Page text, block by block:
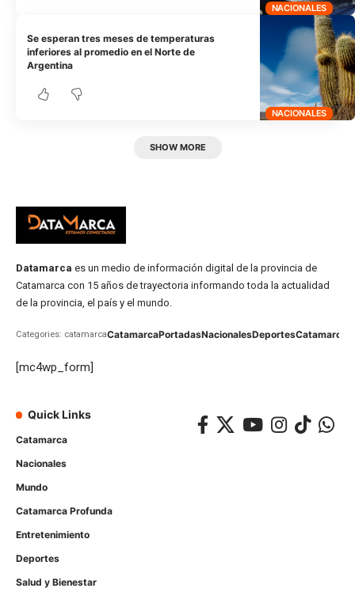
NACIONALES
NACIONALES
Se esperan tres meses de temperaturas
inferiores al promedio en el Norte de
Argentina
SHOW MORE
Datamarca es un medio de información digital de la provincia de
Catamarca con 15 años de trayectoria informando toda la actualidad
de la provincia, el país y el mundo.
Categories: catamarcaCatamarcaPortadasNacionalesDeportesCatamarca
[mc4wp_form]
Quick Links
Catamarca
Nacionales
Mundo
Catamarca Profunda
Entretenimiento
Deportes
Salud y Bienestar